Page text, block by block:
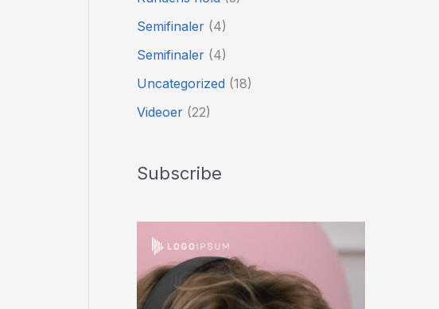
Semifinaler (4)
Semifinaler (4)
Uncategorized (18)
Videoer (22)
Subscribe